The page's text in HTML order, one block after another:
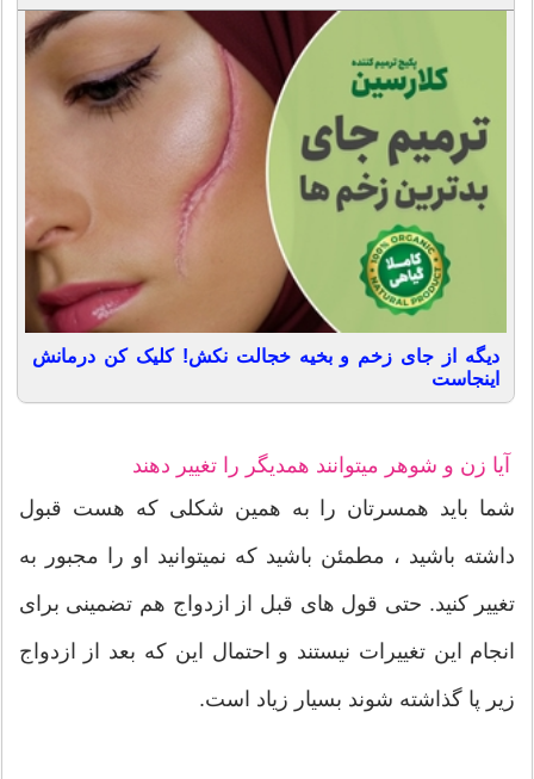
دیگه از جای زخم و بخیه خجالت نکش! کلیک کن درمانش
اینجاست
آیا زن و شوهر میتوانند همدیگر را تغییر دهند
شما باید همسرتان را به همین شکلی که هست قبول
داشته باشید ، مطمئن باشید که نمیتوانید او را مجبور به
تغییر کنید. حتی قول های قبل از ازدواج هم تضمینی برای
انجام این تغییرات نیستند و احتمال این که بعد از ازدواج
زیر پا گذاشته شوند بسیار زیاد است.